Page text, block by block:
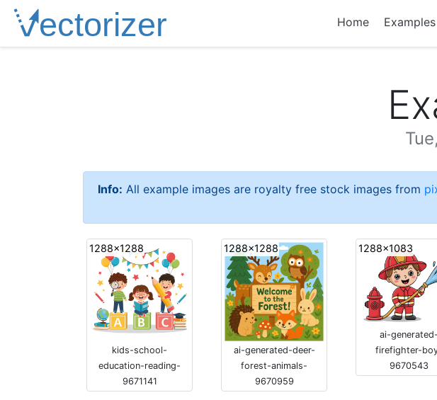
Home Examples
Info: All example images are royalty free stock images from
1288x1288
kids-school-
education-reading-
9671141
1288x1288
ai-generated-deer-
forest-animals-
9670959
1288x1083
ai-generated-
firefighter-
9670543